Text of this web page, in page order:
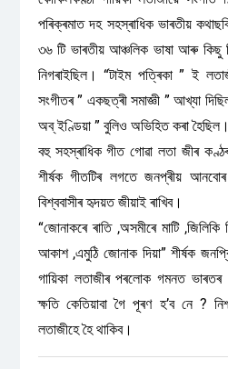
পৰিক্ৰমাত দহ সহস্ৰাধিক ভাৰতীয়
৩৬ টি ভাৰতীয় আঞ্চলিক ভাষা আৰু কিছু
নিগৰাইছিল। “টাইম পত্ৰিকা ” ই
সংগীতৰ ” একছত্ৰী সমাজ্ঞী ” আখ্যা
অব্ ইণ্ডিয়া ” বুলিও অভিহিত কৰা হৈছিল।
বহু সহস্ৰাধিক গীত গোৱা লতা জীৰ
শীৰ্ষক গীতটিৰ লগতে জনপ্ৰীয়
বিশ্ববাসীৰ হৃদয়ত জীয়াই ৰাখিব।
“জোনাকৰে ৰাতি ,অসমীৰে মাটি
আকাশ ,এমুঠি জোনাক দিয়া” শীৰ্ষক
গায়িকা লতাজীৰ পৰলোক গমনত
ক্ষতি কেতিয়াবা গৈ পূৰণ হ’ব নে ?
লতাজীহে হৈ থাকিব।